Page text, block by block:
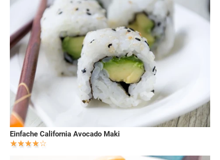
Einfache California Avocado Maki